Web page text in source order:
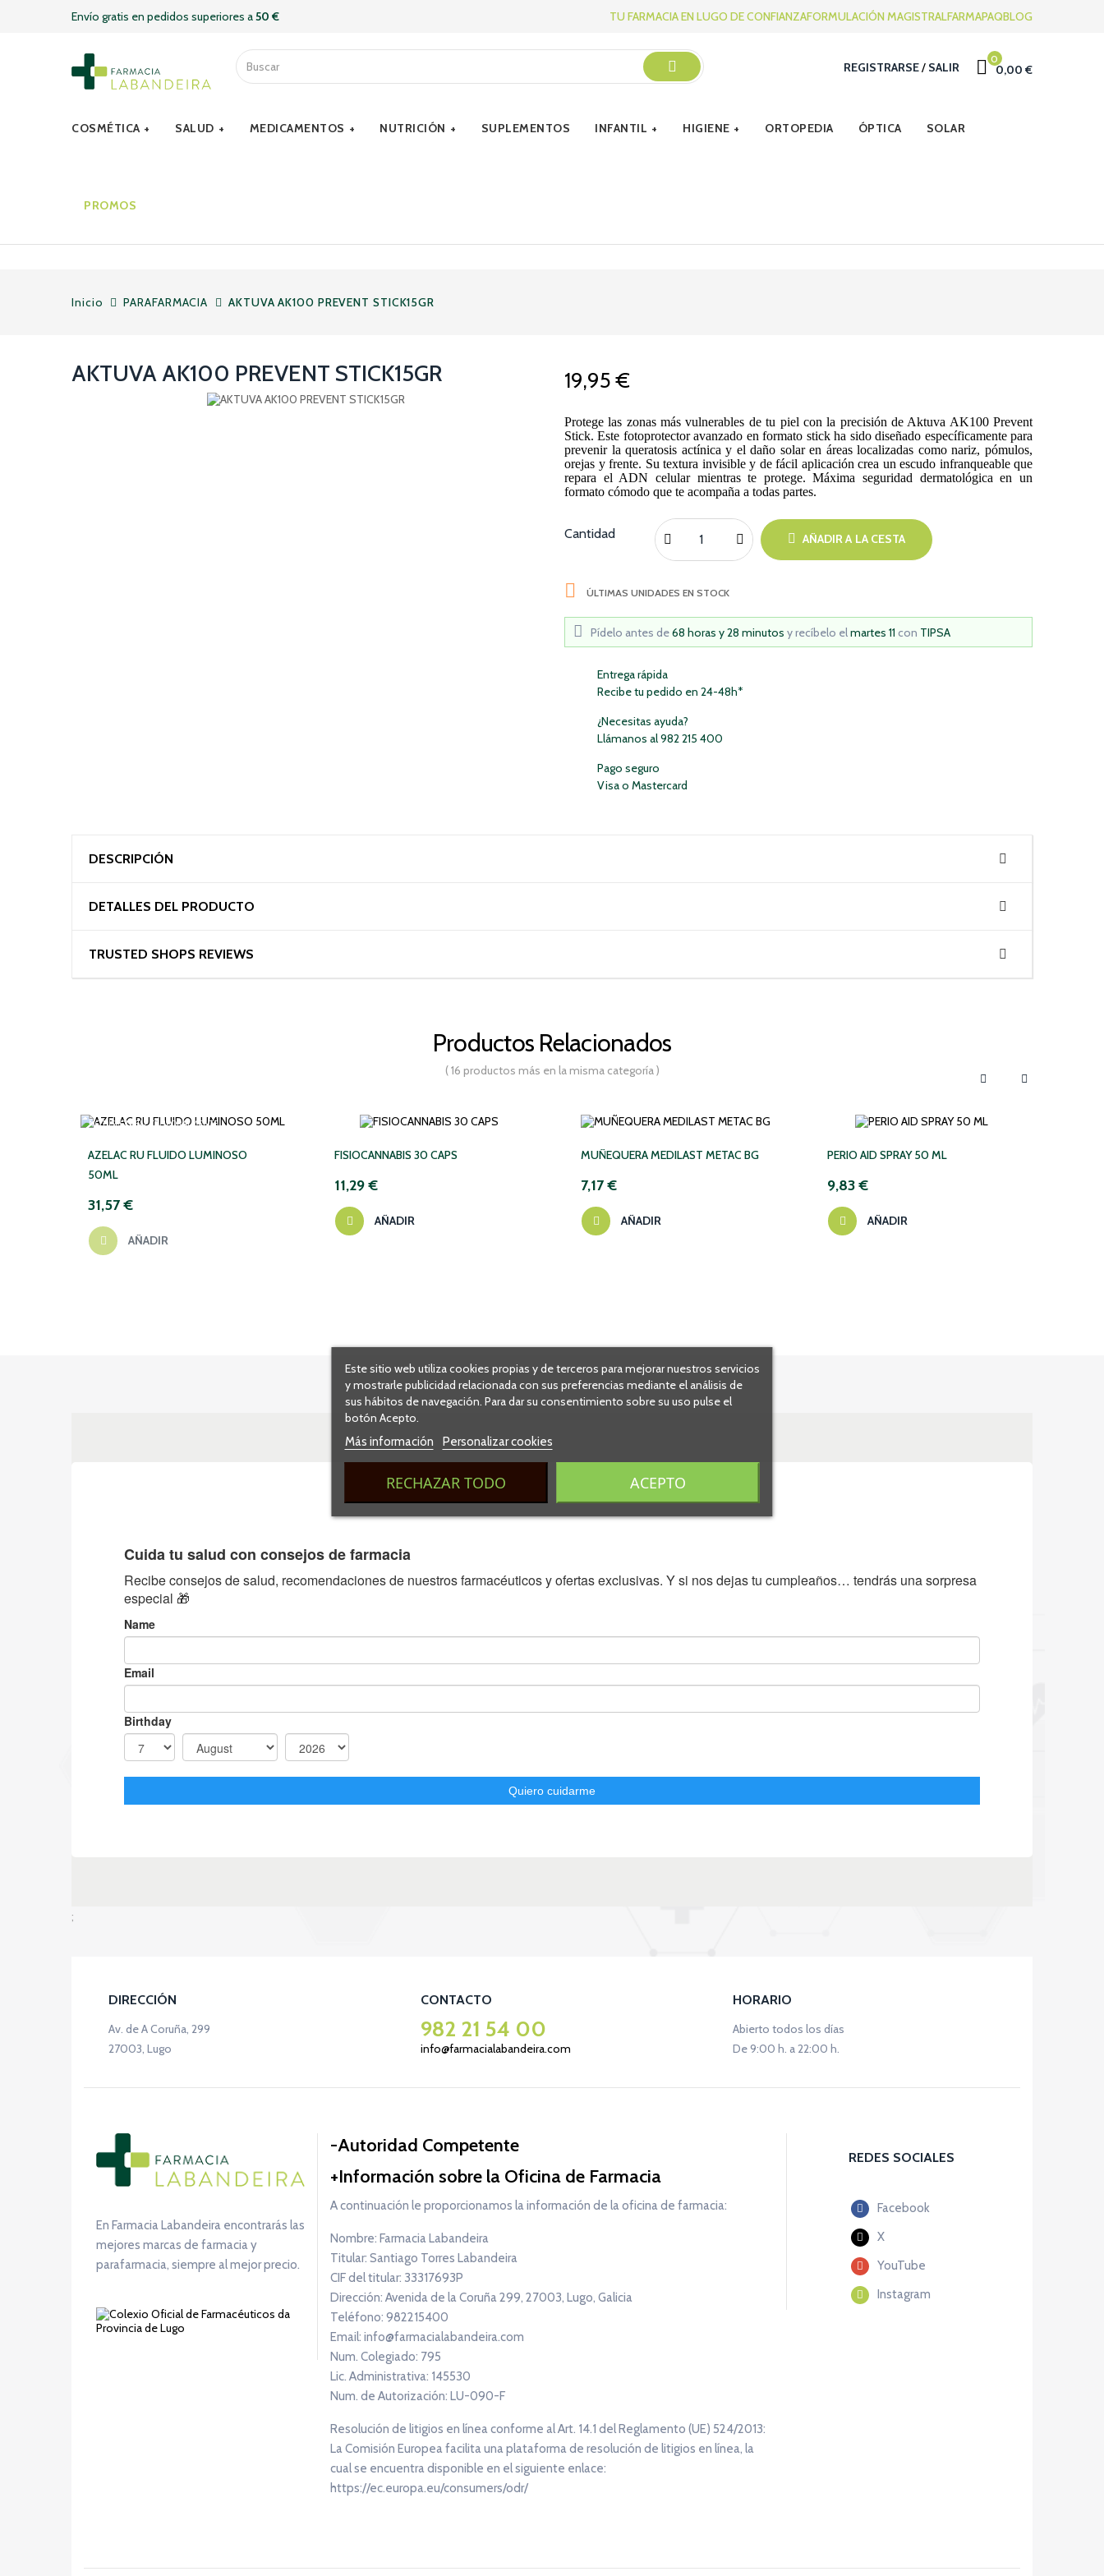
Envío gratis en pedidos superiores a50 € TU FARMACIA EN LUGO DE CONFIANZAFORMULACIÓN MAGISTRALFARMAPAQBLOG
REGISTRARSE/ SALIR
0
0,00 €
COSMÉTICA SALUD MEDICAMENTOS NUTRICIÓN SUPLEMENTOS INFANTIL HIGIENE ORTOPEDIA ÓPTICA SOLAR
PROMOS
Inicio PARAFARMACIA AKTUVA AK100 PREVENT STICK15GR
AKTUVA AK100 PREVENT STICK15GR 19,95 €
Protege las zonas más vulnerables de tu piel con la precisión de Aktuva AK100 Prevent
Stick. Este fotoprotector avanzado en formato stick ha sido diseñado específicamente para
prevenir la queratosis actínica y el daño solar en áreas localizadas como nariz, pómulos,
orejas y frente. Su textura invisible y de fácil aplicación crea un escudo infranqueable que
repara el ADN celular mientras te protege. Máxima seguridad dermatológica en un
formato cómodo que te acompaña a todas partes.
Cantidad AÑADIR A LA CESTA
 ÚLTIMAS UNIDADES EN STOCK
Pídelo antes de68 horas y 28 minutos y recíbelo elmartes 11 con TIPSA
Entrega rápida
Recibe tu pedido en 24-48h*
¿Necesitas ayuda?
Llámanos al 982 215 400
Pago seguro
Visa o Mastercard
DESCRIPCIÓN
DETALLES DEL PRODUCTO
TRUSTED SHOPS REVIEWS
Productos Relacionados
( 16 productos más en la misma categoría )
NO DISPONIBLE TEMPORALMENTE
AZELAC RU FLUIDO LUMINOSO
50ML
31,57 €
AÑADIR
FISIOCANNABIS 30 CAPS
11,29 €
AÑADIR
MUÑEQUERA MEDILAST METAC BG
7,17 €
AÑADIR
PERIO AID SPRAY 50 ML
9,83 €
AÑADIR
;
DIRECCIÓN
Av. de A Coruña, 299
27003, Lugo
CONTACTO
982 21 54 00
info@farmacialabandeira.com
HORARIO
Abierto todos los días
De 9:00 h. a 22:00 h.
En Farmacia Labandeira encontrarás las
mejores marcas de farmacia y
parafarmacia, siempre al mejor precio.
Autoridad Competente
Información sobre la Oficina de Farmacia
A continuación le proporcionamos la información de la oficina de farmacia:
Nombre: Farmacia Labandeira
Titular: Santiago Torres Labandeira
CIF del titular: 33317693P
Dirección: Avenida de la Coruña 299, 27003, Lugo, Galicia
Teléfono: 982215400
Email: info@farmacialabandeira.com
Num. Colegiado: 795
Lic. Administrativa: 145530
Num. de Autorización: LU-090-F
Resolución de litigios en línea conforme al Art. 14.1 del Reglamento (UE) 524/2013:
La Comisión Europea facilita una plataforma de resolución de litigios en línea, la
cual se encuentra disponible en el siguiente enlace:
https://ec.europa.eu/consumers/odr/
REDES SOCIALES
Facebook
X
YouTube
Instagram
Este sitio web utiliza cookies propias y de terceros para mejorar nuestros servicios
y mostrarle publicidad relacionada con sus preferencias mediante el análisis de
sus hábitos de navegación. Para dar su consentimiento sobre su uso pulse el
botón Acepto.
Más información
Personalizar cookies
RECHAZAR TODO ACEPTO